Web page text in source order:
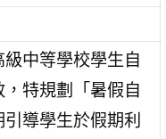
中等學校學生自
特規劃「暑假自
導學生於假期利